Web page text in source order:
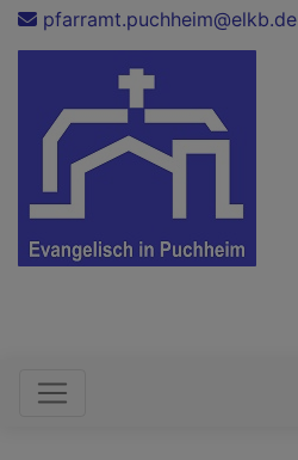
Direktpfarramt.puchheim@elkb.de
Hauptnavigation